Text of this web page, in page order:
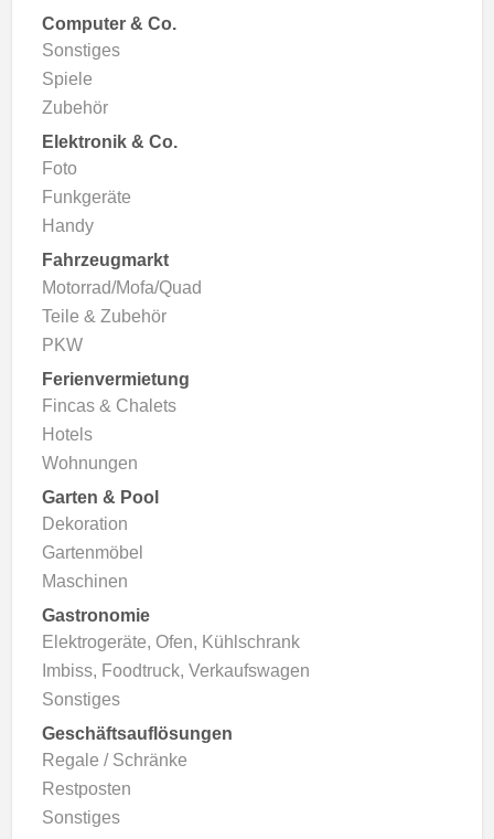
Computer & Co.
Sonstiges
Spiele
Zubehör
Elektronik & Co.
Foto
Funkgeräte
Handy
Fahrzeugmarkt
Motorrad/Mofa/Quad
Teile & Zubehör
PKW
Ferienvermietung
Fincas & Chalets
Hotels
Wohnungen
Garten & Pool
Dekoration
Gartenmöbel
Maschinen
Gastronomie
Elektrogeräte, Ofen, Kühlschrank
Imbiss, Foodtruck, Verkaufswagen
Sonstiges
Geschäftsauflösungen
Regale / Schränke
Restposten
Sonstiges